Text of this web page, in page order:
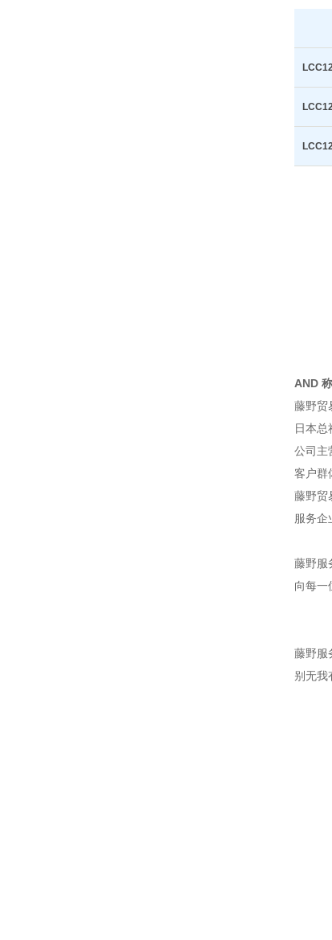
AND
藤野贸
日本总
公司主
客户群
藤野贸
服务企
藤野服
向每一
藤野服
别无我